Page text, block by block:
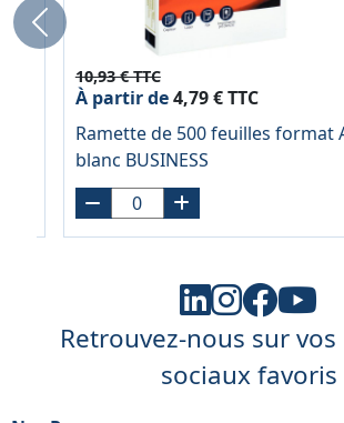
10,93 € TTC
À partir de4,79 € TTC
Ramette de 500 feuilles format
blanc BUSINESS
Previous
Retrouvez-nous sur
sociaux favoris